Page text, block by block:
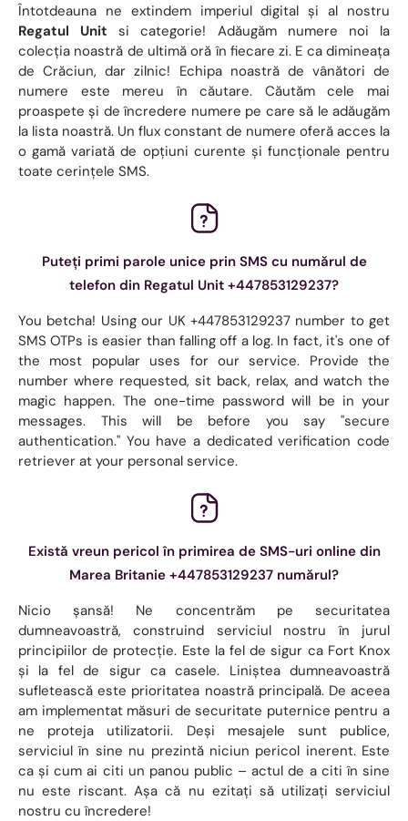
Întotdeauna ne extindem imperiul digital și al nostru
Regatul Unit si categorie! Adăugăm numere noi la
colecția noastră de ultimă oră în fiecare zi. E ca dimineața
de Crăciun, dar zilnic! Echipa noastră de vânători de
numere este mereu în căutare. Căutăm cele mai
proaspete și de încredere numere pe care să le adăugăm
la lista noastră. Un flux constant de numere oferă acces la
o gamă variată de opțiuni curente și funcționale pentru
toate cerințele SMS.
Puteți primi parole unice prin SMS cu numărul de
telefon din Regatul Unit +447853129237?
You betcha! Using our UK +447853129237 number to get
SMS OTPs is easier than falling off a log. In fact, it's one of
the most popular uses for our service. Provide the
number where requested, sit back, relax, and watch the
magic happen. The one-time password will be in your
messages. This will be before you say "secure
authentication." You have a dedicated verification code
retriever at your personal service.
Există vreun pericol în primirea de SMS-uri online din
Marea Britanie +447853129237 numărul?
Nicio șansă! Ne concentrăm pe securitatea
dumneavoastră, construind serviciul nostru în jurul
principiilor de protecție. Este la fel de sigur ca Fort Knox
și la fel de sigur ca casele. Liniștea dumneavoastră
sufletească este prioritatea noastră principală. De aceea
am implementat măsuri de securitate puternice pentru a
ne proteja utilizatorii. Deși mesajele sunt publice,
serviciul în sine nu prezintă niciun pericol inerent. Este
ca și cum ai citi un panou public – actul de a citi în sine
nu este riscant. Așa că nu ezitați să utilizați serviciul
nostru cu încredere!